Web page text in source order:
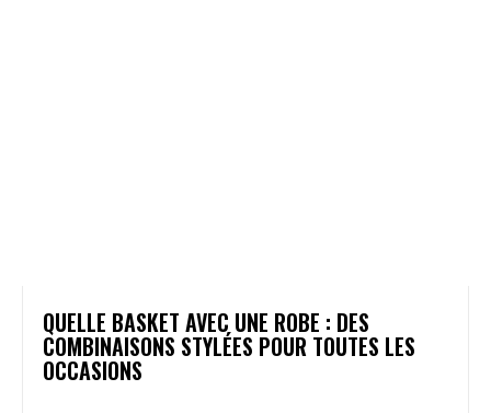
QUELLE BASKET AVEC UNE ROBE : DES
COMBINAISONS STYLÉES POUR TOUTES LES
OCCASIONS